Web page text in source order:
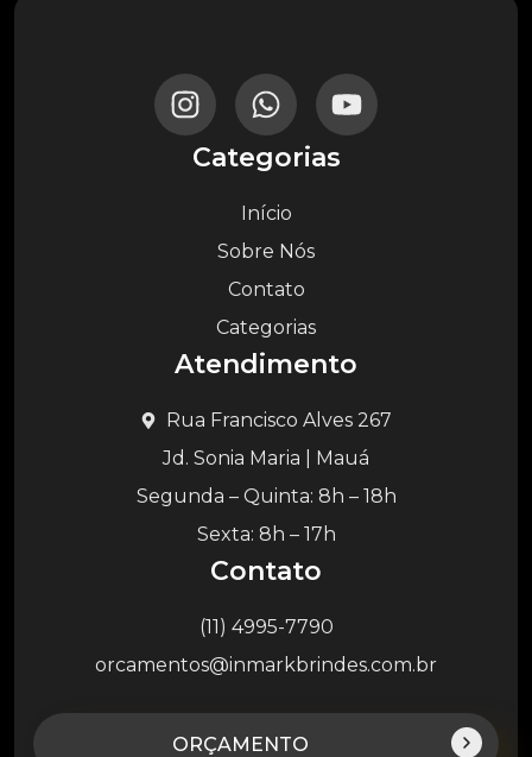
Categorias
Início
Sobre Nós
Contato
Categorias
Atendimento
Rua Francisco Alves 267
Jd. Sonia Maria | Mauá
Segunda – Quinta: 8h – 18h
Sexta: 8h – 17h
Contato
(11) 4995-7790
orcamentos@inmarkbrindes.com.br
ORÇAMENTO